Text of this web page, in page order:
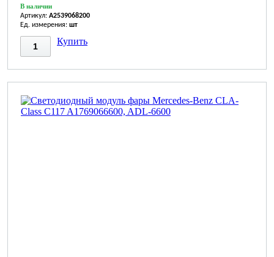
В наличии
Артикул: A2539068200
Ед. измерения: шт
Купить